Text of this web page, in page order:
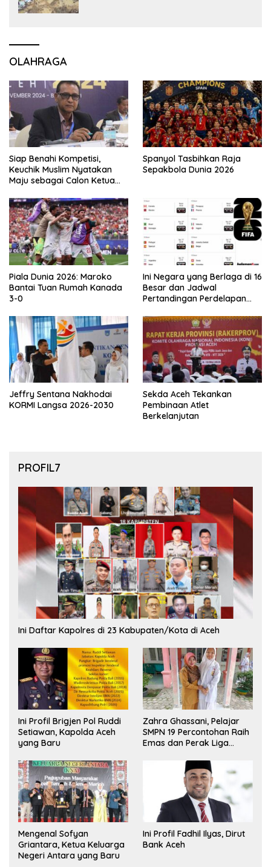
OLAHRAGA
Siap Benahi Kompetisi,
Keuchik Muslim Nyatakan
Maju sebagai Calon Ketua
Spanyol Tasbihkan Raja
Sepakbola Dunia 2026
Piala Dunia 2026: Maroko
Bantai Tuan Rumah Kanada
3-0
Ini Negara yang Berlaga di 16
Besar dan Jadwal
Pertandingan Perdelapan
Jeffry Sentana Nakhodai
KORMI Langsa 2026-2030
Sekda Aceh Tekankan
Pembinaan Atlet
Berkelanjutan
PROFIL7
Ini Daftar Kapolres di 23 Kabupaten/Kota di Aceh
Ini Profil Brigjen Pol Ruddi
Setiawan, Kapolda Aceh
yang Baru
Zahra Ghassani, Pelajar
SMPN 19 Percontohan Raih
Emas dan Perak Liga
Mengenal Sofyan
Griantara, Ketua Keluarga
Negeri Antara yang Baru
Ini Profil Fadhil Ilyas, Dirut
Bank Aceh